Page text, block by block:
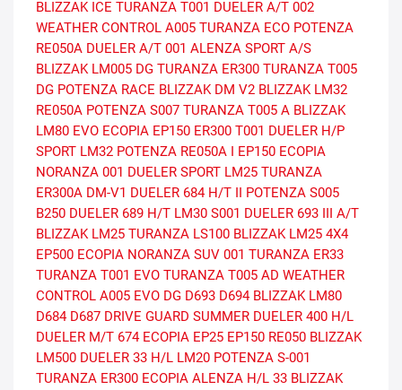
BLIZZAK ICE TURANZA T001 DUELER A/T 002
WEATHER CONTROL A005 TURANZA ECO POTENZA
RE050A DUELER A/T 001 ALENZA SPORT A/S
BLIZZAK LM005 DG TURANZA ER300 TURANZA T005
DG POTENZA RACE BLIZZAK DM V2 BLIZZAK LM32
RE050A POTENZA S007 TURANZA T005 A BLIZZAK
LM80 EVO ECOPIA EP150 ER300 T001 DUELER H/P
SPORT LM32 POTENZA RE050A I EP150 ECOPIA
NORANZA 001 DUELER SPORT LM25 TURANZA
ER300A DM-V1 DUELER 684 H/T II POTENZA S005
B250 DUELER 689 H/T LM30 S001 DUELER 693 III A/T
BLIZZAK LM25 TURANZA LS100 BLIZZAK LM25 4X4
EP500 ECOPIA NORANZA SUV 001 TURANZA ER33
TURANZA T001 EVO TURANZA T005 AD WEATHER
CONTROL A005 EVO DG D693 D694 BLIZZAK LM80
D684 D687 DRIVE GUARD SUMMER DUELER 400 H/L
DUELER M/T 674 ECOPIA EP25 EP150 RE050 BLIZZAK
LM500 DUELER 33 H/L LM20 POTENZA S-001
TURANZA ER300 ECOPIA ALENZA H/L 33 BLIZZAK